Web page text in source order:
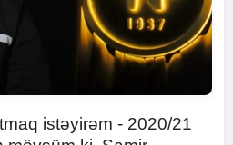
istəyirəm - 2020/21